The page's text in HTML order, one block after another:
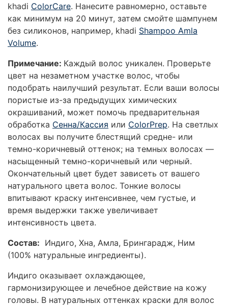
khadi ColorCare. Нанесите равномерно, оставьте
как минимум на 20 минут, затем смойте шампунем
без силиконов, например, khadi Shampoo Amla
Volume.
Примечание: Каждый волос уникален. Проверьте
цвет на незаметном участке волос, чтобы
подобрать наилучший результат. Если ваши волосы
пористые из-за предыдущих химических
окрашиваний, может помочь предварительная
обработка Сенна/Кассия или ColorPrep. На светлых
волосах вы получите блестящий средне- или
темно-коричневый оттенок; на темных волосах —
насыщенный темно-коричневый или черный.
Окончательный цвет будет зависеть от вашего
натурального цвета волос. Тонкие волосы
впитывают краску интенсивнее, чем густые, и
время выдержки также увеличивает
интенсивность цвета.
Состав: Индиго, Хна, Амла, Брингарадж, Ним
(100% натуральные ингредиенты).
Индиго оказывает охлаждающее,
гармонизирующее и лечебное действие на кожу
головы. В натуральных оттенках краски для волос